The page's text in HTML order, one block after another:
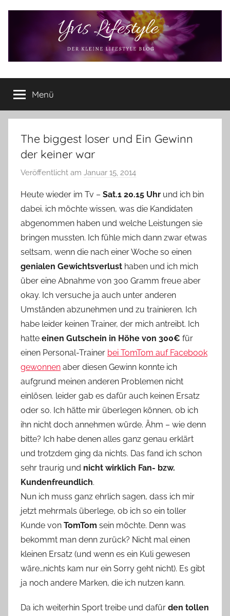
Yvis
Lifestyle
Lifestyle
Blog
–
Lifestyle,
Rezensionen,
Produkttests
und
mehr
Menü
The biggest loser und Ein Gewinn
der keiner war
Veröffentlicht am Januar 15, 2014
n
Y
v
o
n
n
e
Heute wieder im Tv – Sat.1 20.15 Uhr und ich bin
dabei. ich möchte wissen, was die Kandidaten
abgenommen haben und welche Leistungen sie
bringen mussten. Ich fühle mich dann zwar etwas
seltsam, wenn die nach einer Woche so einen
genialen Gewichtsverlust haben und ich mich
über eine Abnahme von 300 Gramm freue aber
okay. Ich versuche ja auch unter anderen
Umständen abzunehmen und zu trainieren. Ich
habe leider keinen Trainer, der mich antreibt. Ich
hatte einen Gutschein in Höhe von 300€ für
einen Personal-Trainer bei TomTom auf Facebook
gewonnen aber diesen Gewinn konnte ich
aufgrund meinen anderen Problemen nicht
einlösen. leider gab es dafür auch keinen Ersatz
oder so. Ich hätte mir überlegen können, ob ich
ihn nicht doch annehmen würde. Ähm – wie denn
bitte? Ich habe denen alles ganz genau erklärt
und trotzdem ging da nichts. Das fand ich schon
sehr traurig und nicht wirklich Fan- bzw.
Kundenfreundlich.
Nun ich muss ganz ehrlich sagen, dass ich mir
jetzt mehrmals überlege, ob ich so ein toller
Kunde von TomTom sein möchte. Denn was
bekommt man denn zurück? Nicht mal einen
kleinen Ersatz (und wenn es ein Kuli gewesen
wäre…nichts kam nur ein Sorry geht nicht). Es gibt
ja noch andere Marken, die ich nutzen kann.
Da ich weiterhin Sport treibe und dafür den tollen